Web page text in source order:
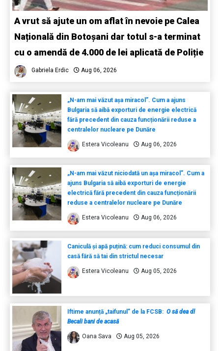
A vrut să ajute un om aflat în nevoie pe Calea
Națională din Botoșani dar totul s-a terminat
cu o amendă de 4.000 de lei aplicată de Poliție
Gabriela Erdic Aug 06, 2026
„N-am mai văzut așa miracol”. Cum a ajuns
Bulgaria să aibă exporturi de energie electrică
fără precedent din cauza funcționării reduse a
centralelor nucleare pe Dunăre
Estera Vicoleanu Aug 06, 2026
„N-am mai văzut niciodată un așa miracol”. Cum a
ajuns Bulgaria să aibă exporturi de energie
electrică fără precedent din cauza funcționării
reduse a centralelor nucleare pe Dunăre
Estera Vicoleanu Aug 06, 2026
Caniculă și apă puțină: cum reduci consumul din
casă fără să tai din strictul necesar
Estera Vicoleanu Aug 05, 2026
Iftime anunță „taifunul” de la FCSB: O să dea dl
Becali bani de acasă
Oana Sava Aug 05, 2026